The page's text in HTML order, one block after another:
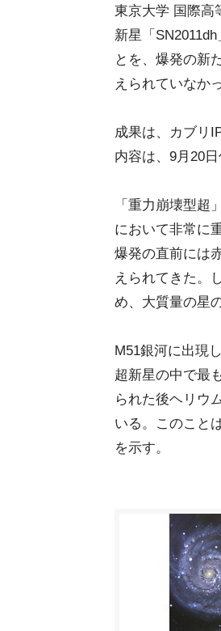
東京大学 国際高
新星「
とを、爆発の新
えられていなか
成果は、カブリ
内容は、9月20
「重力崩壊型
において非常に
爆発の直前には
えられてきた。
め、大質量の星
M51銀河に出現
超新星の中で最
られた後ヘリウ
いる。このこと
を示す。